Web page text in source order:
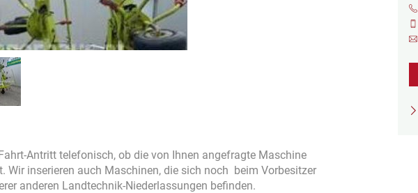
Antritt telefonisch, ob die von Ihnen angefragte Maschine
Wir inserieren auch Maschinen, die sich noch beim Vorbesitzer
anderen Landtechnik-Niederlassungen befinden.